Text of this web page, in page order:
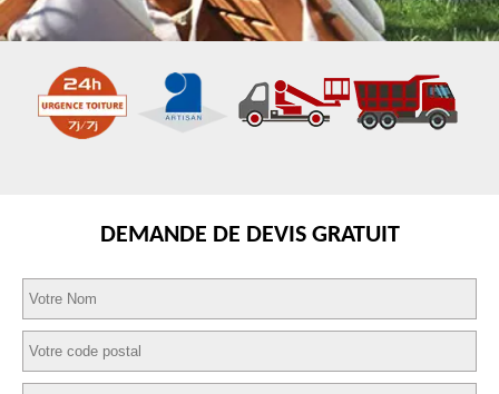
DEMANDE DE DEVIS GRATUIT